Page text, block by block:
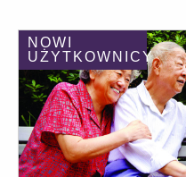
NOWI
UŻYTKOWNICY